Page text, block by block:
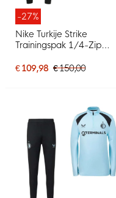
-27%
Nike Turkije Strike
Trainingspak 1/4-Zip
Wit
€ 109,98 € 150,00